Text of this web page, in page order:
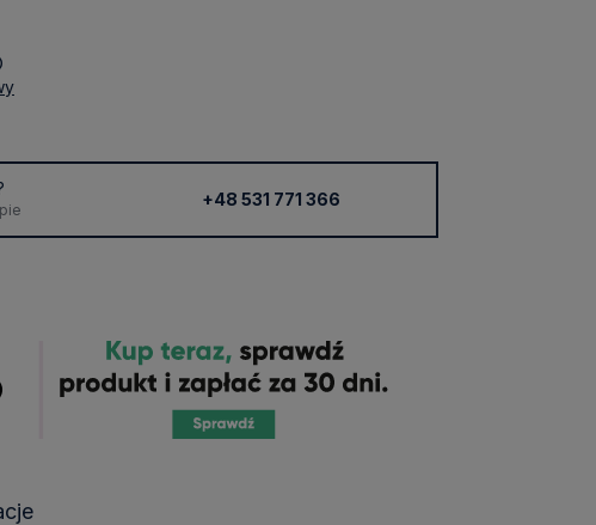
+48 531 771 366